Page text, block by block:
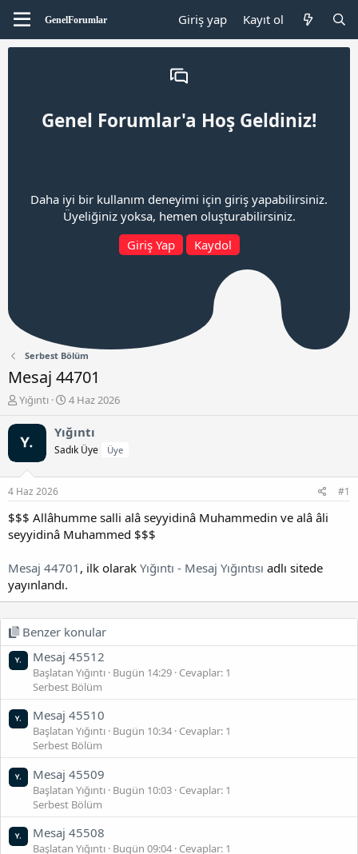
Giriş yap Kayıt ol
Genel Forumlar'a Hoş Geldiniz!
Daha iyi bir kullanım deneyimi için giriş yapabilirsiniz.
Üyeliğiniz yoksa, hemen oluşturabilirsiniz.
Giriş Yap
Kaydol
Serbest Bölüm
Mesaj 44701
K
n
b
u
a
l
t
a
n
Yığıntı
B
ş
l
a
ç
t
a
i
i
4 Haz 2026
Yığıntı
Sadık Üye Üye
4 Haz 2026 #1
$$$ Allâhumme salli alâ seyyidinâ Muhammedin ve alâ âli
seyyidinâ Muhammed $$$
Mesaj 44701 , ilk olarak Yığıntı - Mesaj Yığıntısı adlı sitede
yayınlandı.
Benzer konular
Mesaj 45512
Başlatan Yığıntı Bugün 14:29 Cevaplar: 1
Serbest Bölüm
Mesaj 45510
Başlatan Yığıntı Bugün 10:34 Cevaplar: 1
Serbest Bölüm
Mesaj 45509
Başlatan Yığıntı Bugün 10:03 Cevaplar: 1
Serbest Bölüm
Mesaj 45508
Başlatan Yığıntı Bugün 09:04 Cevaplar: 1